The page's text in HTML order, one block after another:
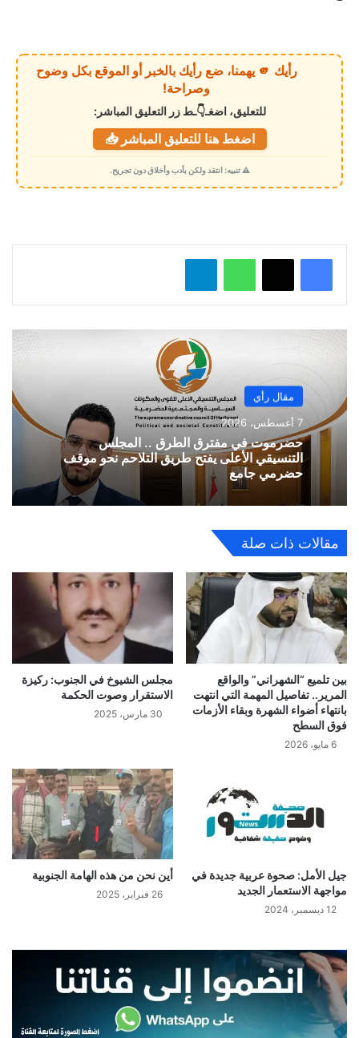
ي
م
ي
رأيك 🫵 يهمنا، ضع رأيك بالخبر أو الموقع بكل وضوح
وصراحة!
للتعليق، اضغـ👇ـط زر التعليق المباشر:
اضغط هنا للتعليق المباشر 📥
⚠️ تنبيه: انتقد ولكن بأدب وأخلاق دون تجريح.
واتساب
مقال رأي
7 أغسطس، 2026
حضرموت في مفترق الطرق .. المجلس
التنسيقي الأعلى يفتح طريق التلاحم نحو موقف
حضرمي جامع
مقالات ذات صلة
بين تلميع “الشهراني” والواقع
المرير.. تفاصيل المهمة التي انتهت
بانتهاء أضواء الشهرة وبقاء الأزمات
فوق السطح
6 مايو، 2026
مجلس الشيوخ في الجنوب: ركيزة
الاستقرار وصوت الحكمة
30 مارس، 2025
جيل الأمل: صحوة عربية جديدة في
مواجهة الاستعمار الجديد
12 ديسمبر، 2024
أين نحن من هذه الهامة الجنوبية
26 فبراير، 2025